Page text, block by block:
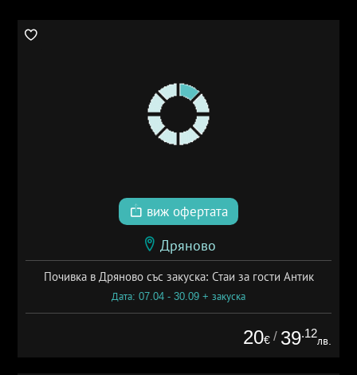
виж офертата
Дряново
Почивка в Дряново със закуска: Стаи за гости Антик
Дата: 07.04 - 30.09 + закуска
20€ / 39.12
лв.